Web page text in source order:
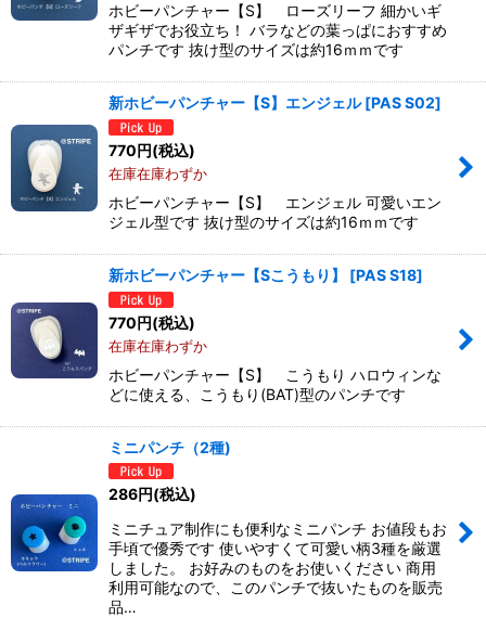
ホビーパンチャー【S】 ローズリーフ 細かいギ
ザギザでお役立ち！ バラなどの葉っぱにおすすめ
パンチです 抜け型のサイズは約16ｍｍです
新ホビーパンチャー【S】エンジェル [PAS S02]
770円(税込)
在庫在庫わずか
ホビーパンチャー【S】 エンジェル 可愛いエン
ジェル型です 抜け型のサイズは約16ｍｍです
新ホビーパンチャー【Sこうもり】 [PAS S18]
770円(税込)
在庫在庫わずか
ホビーパンチャー【S】 こうもり ハロウィンな
どに使える、こうもり(BAT)型のパンチです
ミニパンチ（2種)
286円(税込)
ミニチュア制作にも便利なミニパンチ お値段もお
手頃で優秀です 使いやすくて可愛い柄3種を厳選
しました。 お好みのものをお使いください 商用
利用可能なので、このパンチで抜いたものを販売
品…